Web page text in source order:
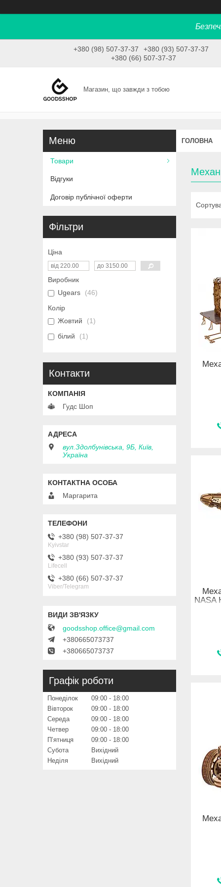
+380 (98) 507-37-37
+380 (93) 507-37-37
+380 (66) 507-37-37
Магазин, що завжди з тобою
ГОЛОВНА
NASA
Товари
Відгуки
Договір публічної оферти
Фільтри
Ціна
Виробник
Ugears
46
Колір
Жовтий
1
білий
1
Контакти
Гудс Шоп
вул.Здолбунівська, 9Б, Київ,
Україна
Маргарита
+380 (98) 507-37-37
Kyivstar
+380 (93) 507-37-37
Lifecell
+380 (66) 507-37-37
Viber/Telegram
goodsshop.office@gmail.com
+380665073737
+380665073737
Графік роботи
Понеділок 09:00
18:00
Вівторок
09:00
18:00
Середа
09:00
18:00
Четвер
09:00
18:00
Пʼятниця
09:00
18:00
Субота
Вихідний
Неділя
Вихідний